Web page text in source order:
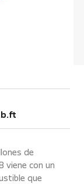
de
viene con un
que